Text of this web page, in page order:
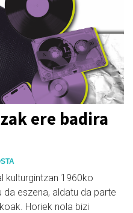
ere badira
kulturgintzan 1960ko
eszena, aldatu da parte
Horiek nola bizi